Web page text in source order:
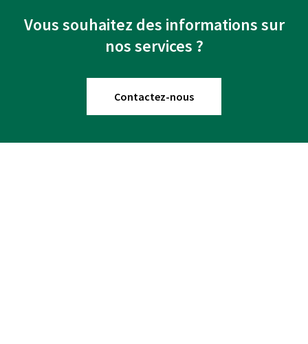
Vous souhaitez des informations sur
nos services ?
Contactez-nous